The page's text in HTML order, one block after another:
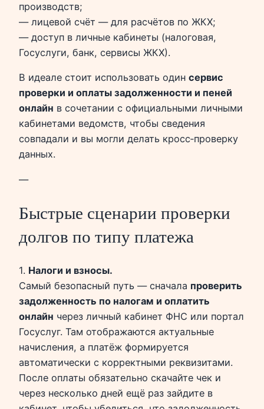
производств;
— лицевой счёт — для расчётов по ЖКХ;
— доступ в личные кабинеты (налоговая,
Госуслуги, банк, сервисы ЖКХ).
В идеале стоит использовать один сервис
проверки и оплаты задолженности и пеней
онлайн в сочетании с официальными личными
кабинетами ведомств, чтобы сведения
совпадали и вы могли делать кросс‑проверку
данных.
—
Быстрые сценарии проверки
долгов по типу платежа
1. Налоги и взносы.
Самый безопасный путь — сначала проверить
задолженность по налогам и оплатить
онлайн через личный кабинет ФНС или портал
Госуслуг. Там отображаются актуальные
начисления, а платёж формируется
автоматически с корректными реквизитами.
После оплаты обязательно скачайте чек и
через несколько дней ещё раз зайдите в